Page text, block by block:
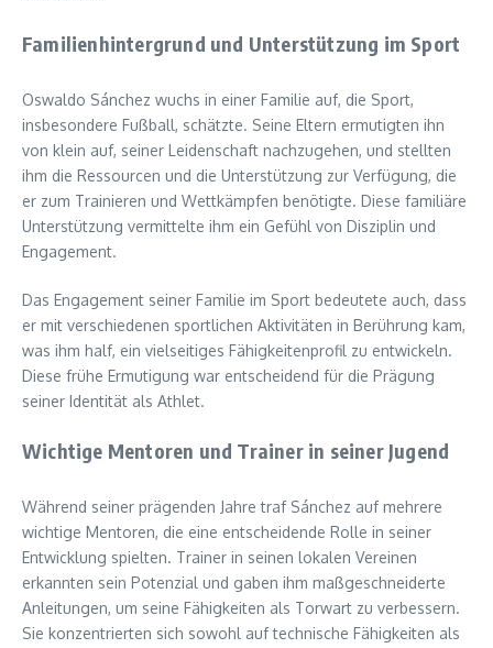
Familienhintergrund und Unterstützung im Sport
Oswaldo Sánchez wuchs in einer Familie auf, die Sport,
insbesondere Fußball, schätzte. Seine Eltern ermutigten ihn
von klein auf, seiner Leidenschaft nachzugehen, und stellten
ihm die Ressourcen und die Unterstützung zur Verfügung, die
er zum Trainieren und Wettkämpfen benötigte. Diese familiäre
Unterstützung vermittelte ihm ein Gefühl von Disziplin und
Engagement.
Das Engagement seiner Familie im Sport bedeutete auch, dass
er mit verschiedenen sportlichen Aktivitäten in Berührung kam,
was ihm half, ein vielseitiges Fähigkeitenprofil zu entwickeln.
Diese frühe Ermutigung war entscheidend für die Prägung
seiner Identität als Athlet.
Wichtige Mentoren und Trainer in seiner Jugend
Während seiner prägenden Jahre traf Sánchez auf mehrere
wichtige Mentoren, die eine entscheidende Rolle in seiner
Entwicklung spielten. Trainer in seinen lokalen Vereinen
erkannten sein Potenzial und gaben ihm maßgeschneiderte
Anleitungen, um seine Fähigkeiten als Torwart zu verbessern.
Sie konzentrierten sich sowohl auf technische Fähigkeiten als